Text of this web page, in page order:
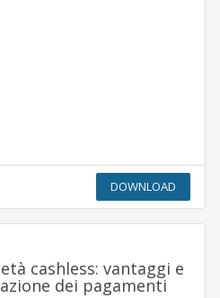
DOWNLOAD
cashless: vantaggi e
dei pagamenti